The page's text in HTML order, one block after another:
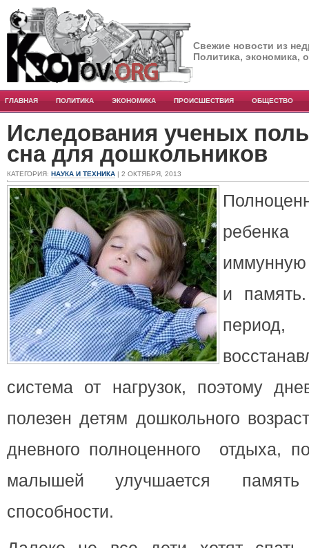
Свежие новости из
Политика, экономика,
ГЛАВНАЯ ПОЛИТИКА ЭКОНОМИКА ПРОИСШЕСТВИЯ ОБЩЕСТВО
Иследования ученых
сна для дошкольников
КАТЕГОРИЯ: НАУКА И ТЕХНИКА | 2 ОКТЯБРЯ, 2013
иммунную
и
система от нагрузок, поэтому
полезен детям дошкольного
дневного полноценного отдыха,
малышей улучшается
способности.